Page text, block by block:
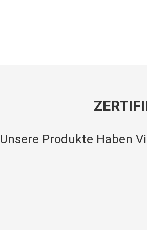
Unsere Produkte Haben